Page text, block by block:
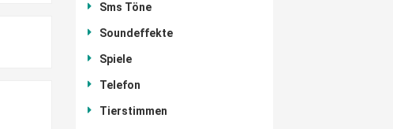
Sms Töne
Soundeffekte
Spiele
Telefon
Tierstimmen